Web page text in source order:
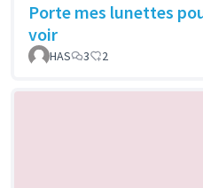
Porte mes lunettes
voir
HAS 3 2